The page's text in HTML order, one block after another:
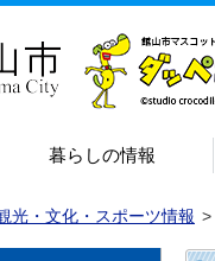
暮らしの情報
光・文化・スポーツ情報 >